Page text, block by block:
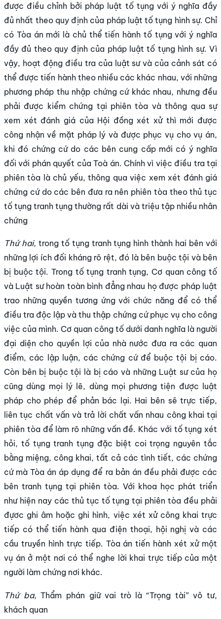
được điều chỉnh bởi pháp luật tố tụng với ý nghĩa đầy
đủ nhất theo quy định của pháp luật tố tụng hình sự. Chỉ
có Tòa án mới là chủ thể tiến hành tố tụng với ý nghĩa
đầy đủ theo quy định của pháp luật tố tụng hình sự. Vì
vậy, hoạt động điều tra của luật sư và của cảnh sát có
thể được tiến hành theo nhiều các khác nhau, với những
phương pháp thu nhập chứng cứ khác nhau, nhưng đều
phải được kiểm chứng tại phiên tòa và thông qua sự
xem xét đánh giá của Hội đồng xét xử thì mới được
công nhận về mặt pháp lý và được phục vụ cho vụ án,
khi đó chứng cứ do các bên cung cấp mới có ý nghĩa
đối với phán quyết của Toà án. Chính vì việc điều tra tại
phiên tòa là chủ yếu, thông qua việc xem xét đánh giá
chứng cứ do các bên đưa ra nên phiên tòa theo thủ tục
tố tụng tranh tụng thường rất dài và triệu tập nhiều nhân
chứng
Thứ hai, trong tố tụng tranh tụng hình thành hai bên với
những lợi ích đối kháng rõ rệt, đó là bên buộc tội và bên
bị buộc tội. Trong tố tụng tranh tụng, Cơ quan công tố
và Luật sư hoàn toàn bình đẳng nhau họ được pháp luật
trao những quyền tương ứng với chức năng để có thể
điều tra độc lập và thu thập chứng cứ phục vụ cho công
việc của mình. Cơ quan công tố dưới danh nghĩa là người
đại diện cho quyền lợi của nhà nước đưa ra các quan
điểm, các lập luận, các chứng cứ để buộc tội bị cáo.
Còn bên bị buộc tội là bị cáo và những Luật sư của họ
cũng dùng mọi lý lẽ, dùng mọi phương tiện được luật
pháp cho phép để phản bác lại. Hai bên sẽ trực tiếp,
liên tục chất vấn và trả lời chất vấn nhau công khai tại
phiên tòa để làm rõ những vấn đề. Khác với tố tụng xét
hỏi, tố tụng tranh tụng đặc biệt coi trọng nguyên tắc
bằng miệng, công khai, tất cả các tình tiết, các chứng
cứ mà Tòa án áp dụng để ra bản án đều phải được các
bên tranh tụng tại phiên tòa. Với khoa học phát triển
như hiện nay các thủ tục tố tụng tại phiên tòa đều phải
đựơc ghi âm hoặc ghi hình, việc xét xử công khai trực
tiếp có thể tiến hành qua điện thoại, hội nghị và các
cầu truyền hình trực tiếp. Tòa án tiến hành xét xử một
vụ án ở một nơi có thể nghe lời khai trực tiếp của một
người làm chứng nơi khác.
Thứ ba, Thẩm phán giữ vai trò là “Trọng tài” vô tư,
khách quan